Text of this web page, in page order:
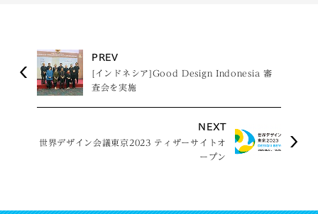
PREV
[インドネシア]Good Design Indonesia 審
査会を実施
NEXT
世界デザイン会議東京2023 ティザーサイトオ
ープン